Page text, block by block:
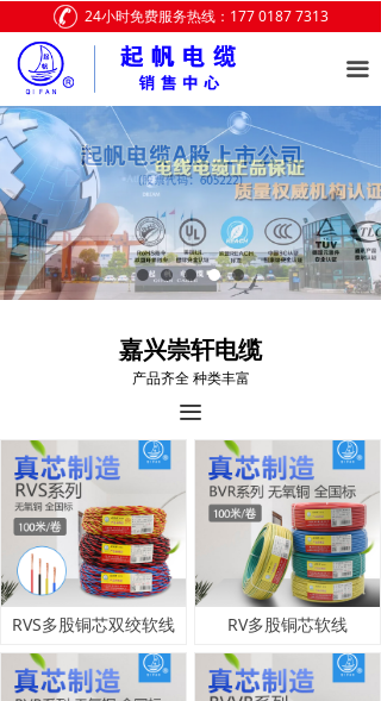
끀
网站首页
关于我们
产品展示
新闻中心
联系我们
24小时免费服务热线：177 0187 7313
嘉兴崇轩电缆
产品齐全 种类丰富
끀
RVS多股铜芯双绞软线 RV多股铜芯软线